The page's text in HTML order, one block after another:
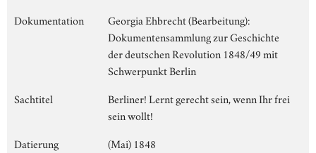
Dokumentation
Georgia Ehbrecht (Bearbeitung):
Dokumentensammlung zur Geschichte
der deutschen Revolution 1848/49 mit
Schwerpunkt Berlin
Sachtitel
Berliner! Lernt gerecht sein, wenn Ihr frei
sein wollt!
Datierung
(Mai) 1848